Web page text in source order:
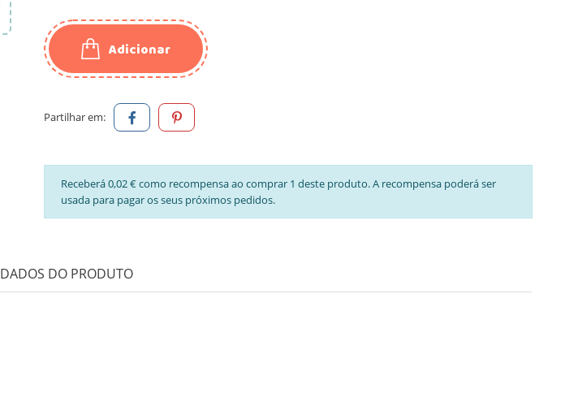
Adicionar
Partilhar em:
Receberá 0,02 € como recompensa ao comprar 1 deste produto. A recompensa poderá ser
usada para pagar os seus próximos pedidos.
DADOS DO PRODUTO